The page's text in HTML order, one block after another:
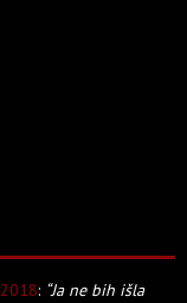
: “Ja ne bih išla